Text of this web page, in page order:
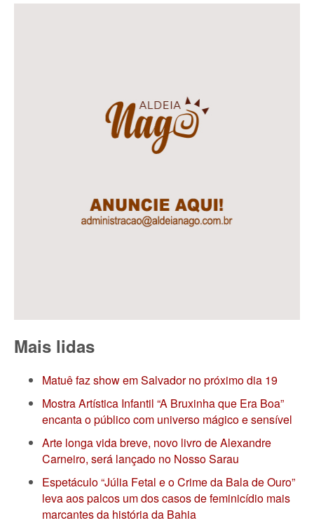
Mais lidas
Matuê faz show em Salvador no próximo dia 19
Mostra Artística Infantil “A Bruxinha que Era Boa”
encanta o público com universo mágico e sensível
Arte longa vida breve, novo livro de Alexandre
Carneiro, será lançado no Nosso Sarau
Espetáculo “Júlia Fetal e o Crime da Bala de Ouro”
leva aos palcos um dos casos de feminicídio mais
marcantes da história da Bahia